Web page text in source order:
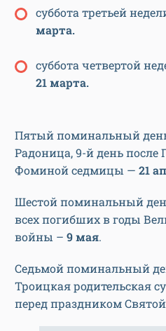
суббота третьей
марта.
суббота четвертой
21 марта.
Пятый поминальный день
Радоница, 9-й день после
Фоминой седмицы — 21
Шестой поминальный
всех погибших в годы
войны – 9 мая.
Седьмой поминальный
Троицкая родительская
перед праздником